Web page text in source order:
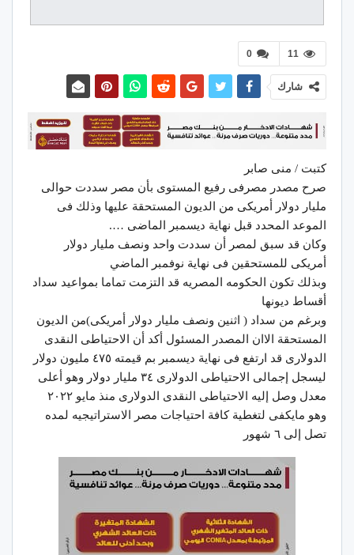
0 11
شارك
كتبت / منى صابر
صرح مصدر مصرفى رفيع المستوى بأن مصر سددت حوالى
مليار دولار أمريكى من الديون المستحقة عليها وذلك فى
الموعد المحدد قبل نهاية ديسمبر الماضى ….
وكان قد سبق لمصر أن سددت واحد ونصف مليار دولار
أمريكى للمستحقين فى نهاية نوفمبر الماضي
وبذلك تكون الحكومه المصريه قد التزمت تماما بمواعيد سداد
أقساط ديونها
وبرغم من سداد ( اثنين ونصف مليار دولار أمريكى)من الديون
المستحقة الاان المصدر المسئول أكد أن الاحتياطى النقدى
الدولارى قد ارتفع فى نهاية ديسمبر بم قيمته ٤٧٥ مليون دولار
ليسجل إجمالى الاحتياطى الدولارى ٣٤ مليار دولار وهو أعلى
معدل وصل إليه الاحتياطى النقدى الدولارى منذ مايو ٢٠٢٢
وهو مايكفى لتغطية كافة احتياجات مصر الاستراتيجيه لمده
تصل إلى ٦ شهور